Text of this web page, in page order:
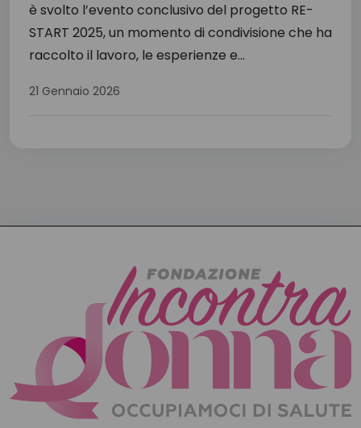
è svolto l’evento conclusivo del progetto RE-
START 2025, un momento di condivisione che ha
raccolto il lavoro, le esperienze e...
21 Gennaio 2026